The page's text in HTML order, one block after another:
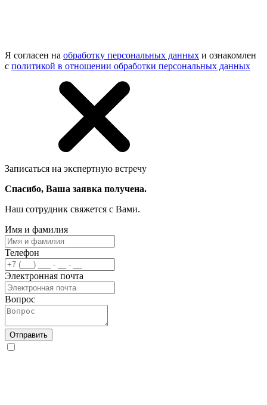
Я согласен на обработку персональных данных и ознакомлен
с политикой в отношении обработки персональных данных
Записаться на экспертную встречу
Спасибо, Ваша заявка получена.
Наш сотрудник свяжется с Вами.
Имя и фамилия
Телефон
Электронная почта
Вопрос
Отправить